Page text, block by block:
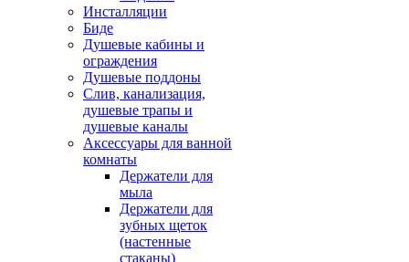
Инсталляции
Биде
Душевые кабины и
ограждения
Душевые поддоны
Слив, канализация,
душевые трапы и
душевые каналы
Аксессуары для ванной
комнаты
Держатели для
мыла
Держатели для
зубных щеток
(настенные
стаканы)